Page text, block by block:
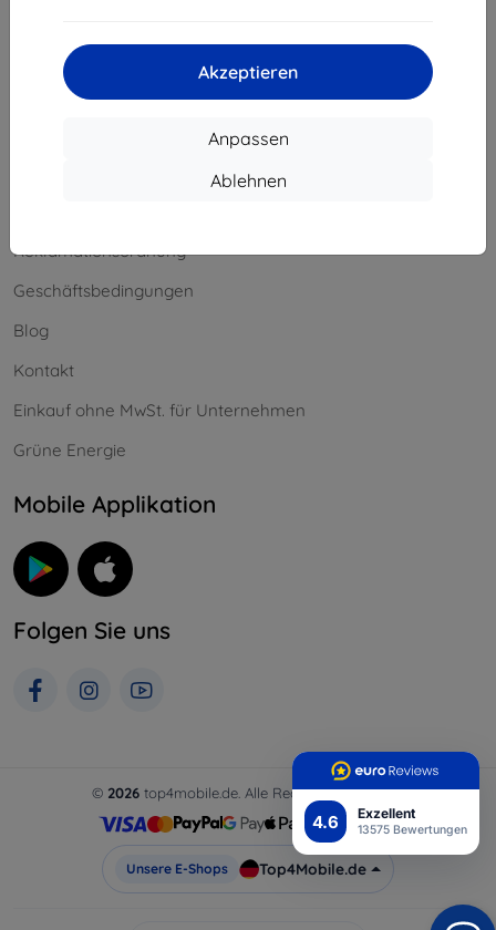
4.6 Exzellent
13575 Bewertungen
Akzeptieren
Anpassen
Ablehnen
Information
Reklamationsordnung
Geschäftsbedingungen
Blog
Kontakt
Einkauf ohne MwSt. für Unternehmen
Grüne Energie
Mobile Applikation
Folgen Sie uns
© 2026 top4mobile.de. Alle Rechte vorbehalten.
Unsere E-Shops Top4Mobile.de